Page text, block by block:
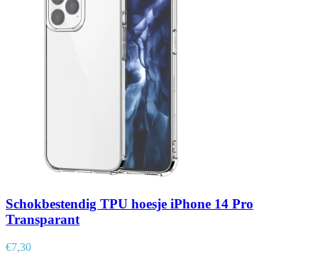
Schokbestendig TPU hoesje iPhone 14 Pro
Transparant
€7,30